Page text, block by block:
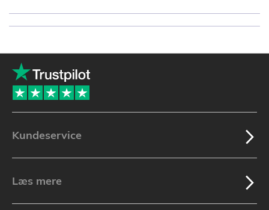
Kundeservice
Læs mere